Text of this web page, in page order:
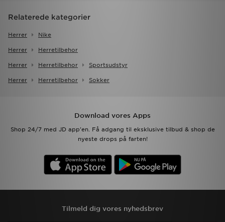
Relaterede kategorier
Herrer Nike
Herrer Herretilbehor
Herrer Herretilbehor Sportsudstyr
Herrer Herretilbehor Sokker
Download vores Apps
Shop 24/7 med JD app'en. Få adgang til eksklusive tilbud & shop de
nyeste drops på farten!
Tilmeld dig vores nyhedsbrev